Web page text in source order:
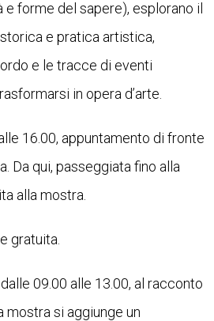
forme del sapere), esplorano il
e pratica artistica,
e le tracce di eventi
in opera d’arte.
16.00, appuntamento di fronte
Da qui, passeggiata fino alla
alla mostra.
gratuita.
09.00 alle 13.00, al racconto
mostra si aggiunge un